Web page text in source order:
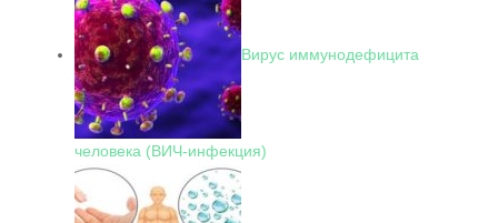
Вирус иммунодефицита
человека (ВИЧ-инфекция)